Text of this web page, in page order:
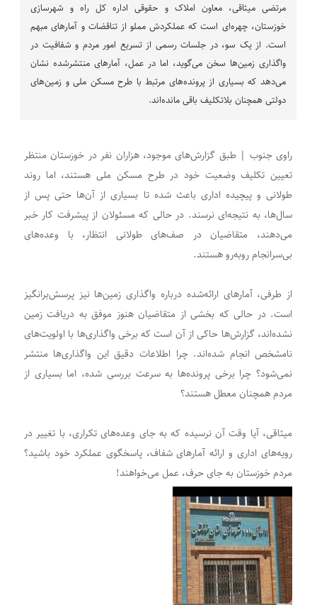
مرتضی میثاقی، معاون املاک و حقوقی اداره کل راه و شهرسازی
خوزستان، چهره‌ای است که عملکردش مملو از تناقضات و آمارهای مبهم
است. از یک سو، در جلسات رسمی از تسریع امور مردم و شفافیت در
واگذاری زمین‌ها سخن می‌گوید، اما در عمل، آمارهای منتشرشده نشان
می‌دهد که بسیاری از پرونده‌های مرتبط با طرح مسکن ملی و زمین‌های
دولتی همچنان بلاتکلیف باقی مانده‌اند.
راوی جنوب | طبق گزارش‌های موجود، هزاران نفر در خوزستان منتظر
تعیین تکلیف وضعیت خود در طرح مسکن ملی هستند، اما روند
طولانی و پیچیده اداری باعث شده تا بسیاری از آن‌ها حتی پس از
سال‌ها، به نتیجه‌ای نرسند. در حالی که مسئولان از پیشرفت کار خبر
می‌دهند، متقاضیان در صف‌های طولانی انتظار، با وعده‌های
بی‌سرانجام روبه‌رو هستند.
از طرفی، آمارهای ارائه‌شده درباره واگذاری زمین‌ها نیز پرسش‌برانگیز
است. در حالی که بخشی از متقاضیان هنوز موفق به دریافت زمین
نشده‌اند، گزارش‌ها حاکی از آن است که برخی واگذاری‌ها با اولویت‌های
نامشخص انجام شده‌اند. چرا اطلاعات دقیق این واگذاری‌ها منتشر
نمی‌شود؟ چرا برخی پرونده‌ها به سرعت بررسی شده، اما بسیاری از
مردم همچنان معطل هستند؟
میثاقی، آیا وقت آن نرسیده که به جای وعده‌های تکراری، با تغییر در
رویه‌های اداری و ارائه آمارهای شفاف، پاسخگوی عملکرد خود باشید؟
مردم خوزستان به جای حرف، عمل می‌خواهند!